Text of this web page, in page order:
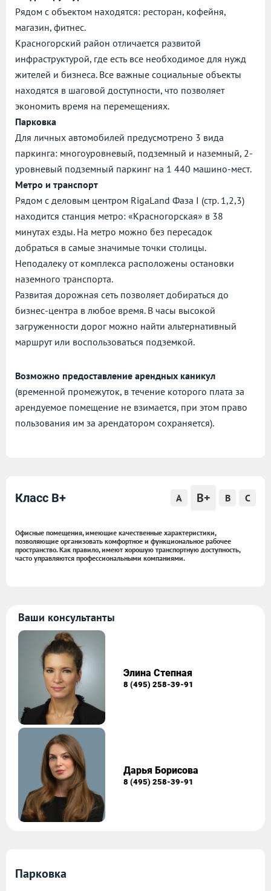
Рядом с объектом находятся: ресторан, кофейня,
магазин, фитнес.
Красногорский район отличается развитой
инфраструктурой, где есть все необходимое для нужд
жителей и бизнеса. Все важные социальные объекты
находятся в шаговой доступности, что позволяет
экономить время на перемещениях.
Парковка
Для личных автомобилей предусмотрено 3 вида
паркинга: многоуровневый, подземный и наземный, 2-
уровневый подземный паркинг на 1 440 машино-мест.
Метро и транспорт
Рядом с деловым центром RigaLand Фаза I (стр. 1,2,3)
находится станция метро: «Красногорская» в 38
минутах езды. На метро можно без пересадок
добраться в самые значимые точки столицы.
Неподалеку от комплекса расположены остановки
наземного транспорта.
Развитая дорожная сеть позволяет добираться до
бизнес-центра в любое время. В часы высокой
загруженности дорог можно найти альтернативный
маршрут или воспользоваться подземкой.
Возможно предоставление арендных каникул
(временной промежуток, в течение которого плата за
арендуемое помещение не взимается, при этом право
пользования им за арендатором сохраняется).
Класс B+ A B+ B C
Офисные помещения, имеющие качественные характеристики,
позволяющие организовать комфортное и функциональное рабочее
пространство. Как правило, имеют хорошую транспортную доступность,
часто управляются профессиональными компаниями.
Ваши консультанты
Элина Степная
8 (495) 258-39-91
Дарья Борисова
8 (495) 258-39-91
Парковка